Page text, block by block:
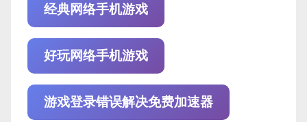
经典网络手机游戏
好玩网络手机游戏
游戏登录错误解决免费加速器